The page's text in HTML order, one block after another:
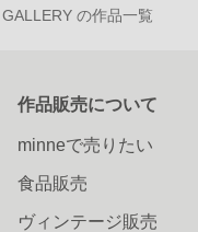
の作品一覧
作品販売について
minneで売りたい
食品販売
ヴィンテージ販売